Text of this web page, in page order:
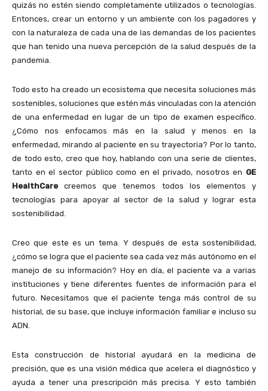
quizás no estén siendo completamente utilizados o tecnologías.
Entonces, crear un entorno y un ambiente con los pagadores y
con la naturaleza de cada una de las demandas de los pacientes
que han tenido una nueva percepción de la salud después de la
pandemia.
Todo esto ha creado un ecosistema que necesita soluciones más
sostenibles, soluciones que estén más vinculadas con la atención
de una enfermedad en lugar de un tipo de examen específico.
¿Cómo nos enfocamos más en la salud y menos en la
enfermedad, mirando al paciente en su trayectoria? Por lo tanto,
de todo esto, creo que hoy, hablando con una serie de clientes,
tanto en el sector público como en el privado, nosotros en GE
HealthCare creemos que tenemos todos los elementos y
tecnologías para apoyar al sector de la salud y lograr esta
sostenibilidad.
Creo que este es un tema. Y después de esta sostenibilidad,
¿cómo se logra que el paciente sea cada vez más autónomo en el
manejo de su información? Hoy en día, el paciente va a varias
instituciones y tiene diferentes fuentes de información para el
futuro. Necesitamos que el paciente tenga más control de su
historial, de su base, que incluye información familiar e incluso su
ADN.
Esta construcción de historial ayudará en la medicina de
precisión, que es una visión médica que acelera el diagnóstico y
ayuda a tener una prescripción más precisa. Y esto también